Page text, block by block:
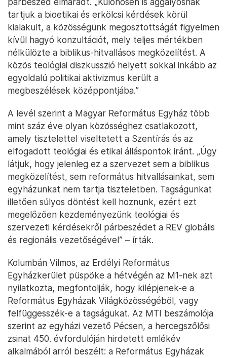
tartjuk a bioetikai és erkölcsi kérdések körül
kialakult, a közösségünk megosztottságát figyelmen
kívül hagyó konzultációt, mely teljes mértékben
nélkülözte a biblikus-hitvallásos megközelítést. A
közös teológiai diszkusszió helyett sokkal inkább az
egyoldalú politikai aktivizmus került a
megbeszélések középpontjába.”
A levél szerint a Magyar Református Egyház több
mint száz éve olyan közösséghez csatlakozott,
amely tisztelettel viseltetett a Szentírás és az
elfogadott teológiai és etikai álláspontok iránt. „Úgy
látjuk, hogy jelenleg ez a szervezet sem a biblikus
megközelítést, sem református hitvallásainkat, sem
egyházunkat nem tartja tiszteletben. Tagságunkat
illetően súlyos döntést kell hoznunk, ezért ezt
megelőzően kezdeményezünk teológiai és
szervezeti kérdésekről párbeszédet a REV globális
és regionális vezetőségével” – írták.
Kolumbán Vilmos, az Erdélyi Református
Egyházkerület püspöke a hétvégén az M1-nek azt
nyilatkozta, megfontolják, hogy kilépjenek-e a
Református Egyházak Világközösségéből, vagy
felfüggesszék-e a tagságukat. Az MTI beszámolója
szerint az egyházi vezető Pécsen, a hercegszőlősi
zsinat 450. évfordulóján hirdetett emlékév
alkalmából arról beszélt: a Református Egyházak